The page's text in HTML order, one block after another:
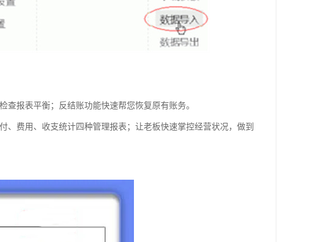
报表平衡；反结账功能快速帮您恢复原有账务。
费用、收支统计四种管理报表；让老板快速掌控经营状况，做到